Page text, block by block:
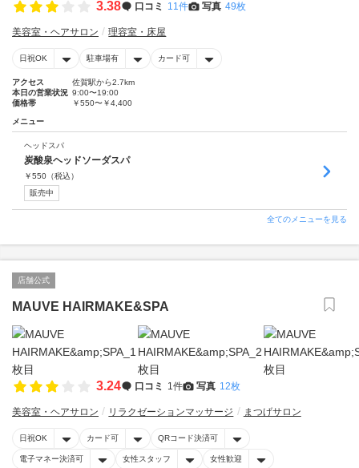
3.38 口コミ 11件 写真 49枚
美容室・ヘアサロン 理容室・床屋
日祝OK 駐車場有 カード可
アクセス
佐賀駅から2.7km
本日の営業状況 9:00〜19:00
価格帯
￥550〜￥4,400
メニュー
ヘッドスパ
炭酸泉ヘッドソーダスパ
￥550 （税込）
販売中
全てのメニューを見る
店舗公式
MAUVE HAIRMAKE&SPA
3.24 口コミ 1件 写真 12枚
美容室・ヘアサロン リラクゼーションマッサージ まつげサロン
日祝OK カード可 QRコード決済可
電子マネー決済可 女性スタッフ 女性歓迎